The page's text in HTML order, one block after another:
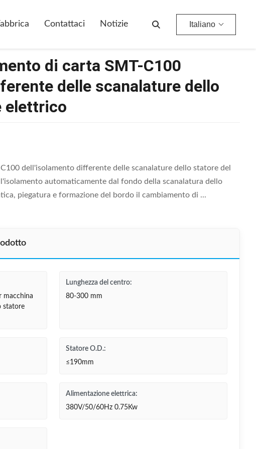
Contattaci Notizie Italiano
di carta SMT-C100
delle scanalature dello
elettrico
dell'isolamento differente delle scanalature dello statore del
automaticamente dal fondo della scanalatura dello
piegatura e formazione del bordo il cambiamento di ...
macchina
statore
Lunghezza del centro:
80-300 mm
Statore O.D.:
≤190mm
Alimentazione elettrica:
380V/50/60Hz 0.75Kw